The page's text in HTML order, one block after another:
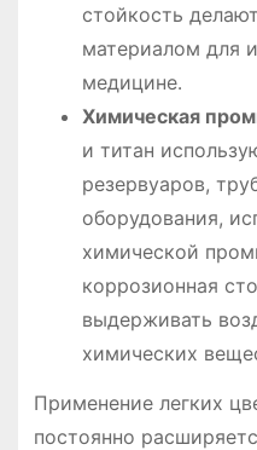
стойкость
материалом для
медицине․
Химическая
и титан
резервуаров,
оборудования,
химической
коррозионная
выдерживать
химических
Применение легких
постоянно